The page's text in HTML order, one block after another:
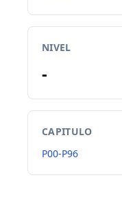
NIVEL
-
CAPITULO
P00-P96